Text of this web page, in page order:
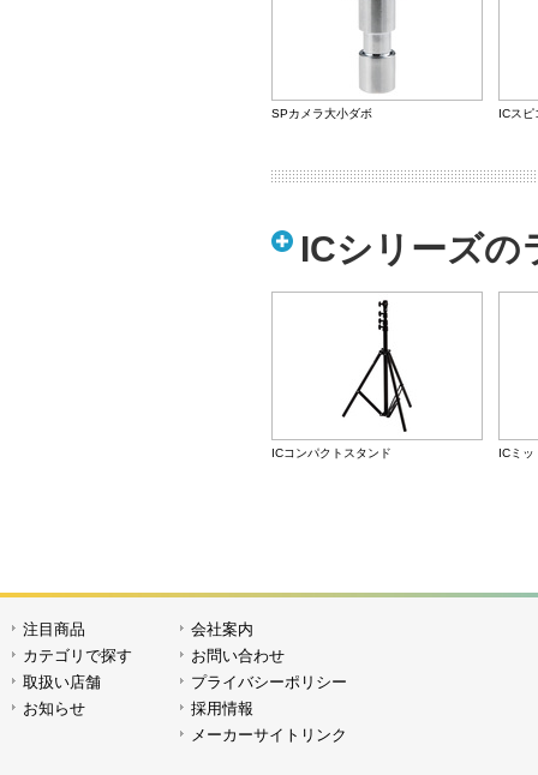
SPカメラ大小ダボ ICスピ
ICシリーズの
ICコンパクトスタンド ICミッ
注目商品
カテゴリで探す
取扱い店舗
お知らせ
会社案内
お問い合わせ
プライバシーポリシー
採用情報
メーカーサイトリンク